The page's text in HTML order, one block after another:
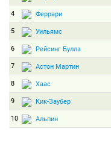
4 Феррари
5 Уильямс
6 Рейсинг Буллз
7 Астон Мартин
8 Хаас
9 Кик-Заубер
10 Альпин